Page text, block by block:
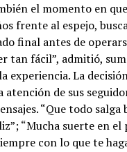
el momento en
frente al espejo,
final antes de
tan fácil”, admitió,
experiencia. La
de sus
“Que todo salga
“Mucha suerte en el
con lo que te